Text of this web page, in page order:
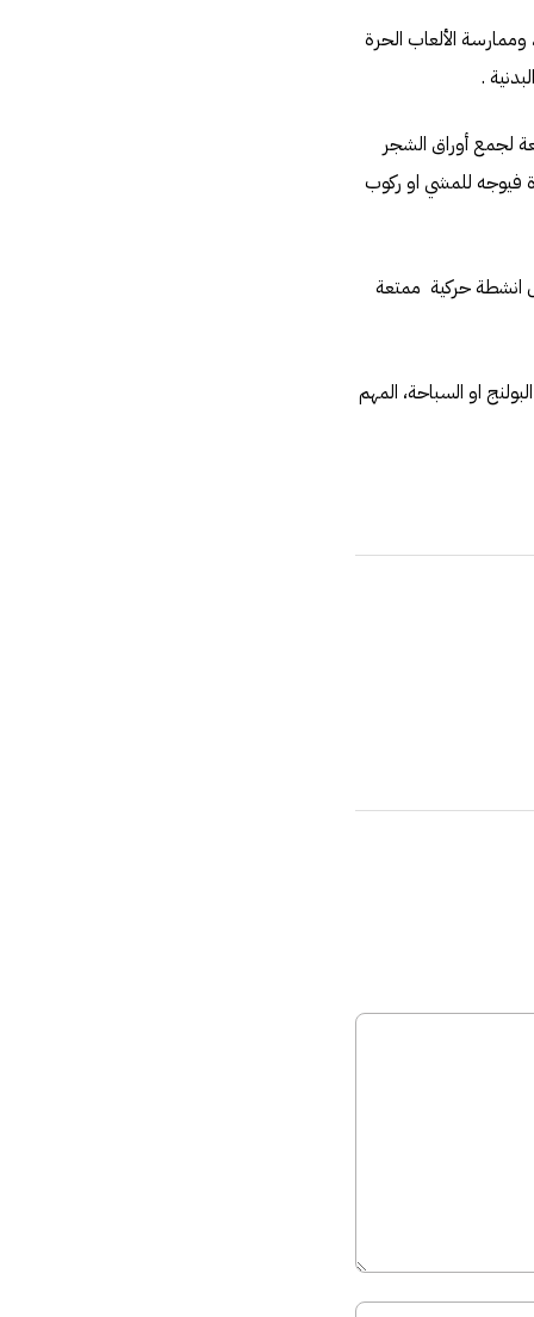
وممارسة الألعاب الحرة
.
لجمع أوراق الشجر
فيوجه للمشي او ركوب
انشطة حركية ممتعة
او السباحة، المهم